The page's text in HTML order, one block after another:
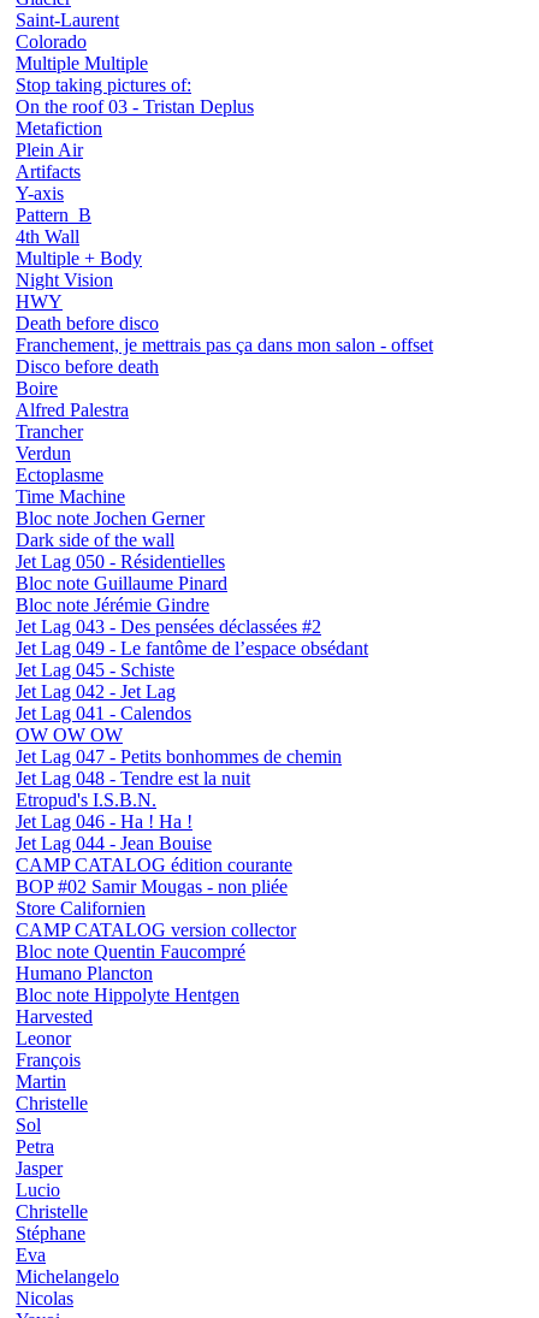
Saint-Laurent
Colorado
Multiple Multiple
Stop taking pictures of:
On the roof 03 - Tristan Deplus
Metafiction
Plein Air
Artifacts
Y-axis
Pattern_B
4th Wall
Multiple + Body
Night Vision
HWY
Death before disco
Franchement, je mettrais pas ça dans mon salon - offset
Disco before death
Boire
Alfred Palestra
Trancher
Verdun
Ectoplasme
Time Machine
Bloc note Jochen Gerner
Dark side of the wall
Jet Lag 050 - Résidentielles
Bloc note Guillaume Pinard
Bloc note Jérémie Gindre
Jet Lag 043 - Des pensées déclassées #2
Jet Lag 049 - Le fantôme de l’espace obsédant
Jet Lag 045 - Schiste
Jet Lag 042 - Jet Lag
Jet Lag 041 - Calendos
OW OW OW
Jet Lag 047 - Petits bonhommes de chemin
Jet Lag 048 - Tendre est la nuit
Etropud's I.S.B.N.
Jet Lag 046 - Ha ! Ha !
Jet Lag 044 - Jean Bouise
CAMP CATALOG édition courante
BOP #02 Samir Mougas - non pliée
Store Californien
CAMP CATALOG version collector
Bloc note Quentin Faucompré
Humano Plancton
Bloc note Hippolyte Hentgen
Harvested
Leonor
François
Martin
Christelle
Sol
Petra
Jasper
Lucio
Christelle
Stéphane
Eva
Michelangelo
Nicolas